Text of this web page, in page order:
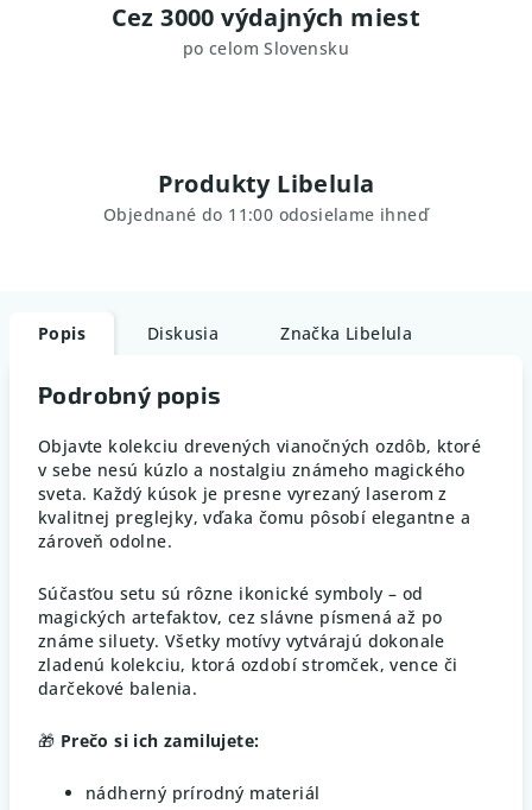
Cez 3000 výdajných miest
po celom Slovensku
Produkty Libelula
Objednané do 11:00 odosielame ihneď
Popis Diskusia Značka Libelula
Podrobný popis
Objavte kolekciu drevených vianočných ozdôb, ktoré
v sebe nesú kúzlo a nostalgiu známeho magického
sveta. Každý kúsok je presne vyrezaný laserom z
kvalitnej preglejky, vďaka čomu pôsobí elegantne a
zároveň odolne.
Súčasťou setu sú rôzne ikonické symboly – od
magických artefaktov, cez slávne písmená až po
známe siluety. Všetky motívy vytvárajú dokonale
zladenú kolekciu, ktorá ozdobí stromček, vence či
darčekové balenia.
🎁 Prečo si ich zamilujete:
nádherný prírodný materiál